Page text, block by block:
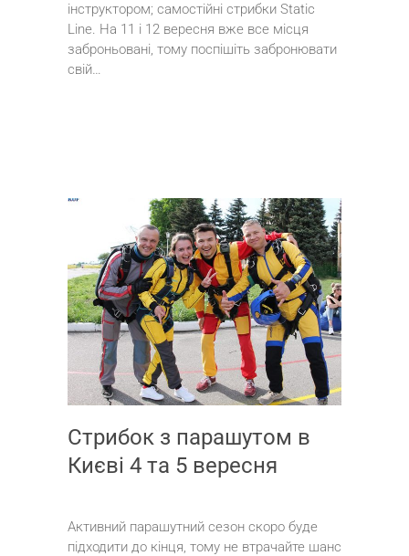
інструктором; самостійні стрибки Static
Line. На 11 і 12 вересня вже все місця
заброньовані, тому поспішіть забронювати
свій…
Стрибок з парашутом в
Києві 4 та 5 вересня
Активний парашутний сезон скоро буде
підходити до кінця, тому не втрачайте шанс